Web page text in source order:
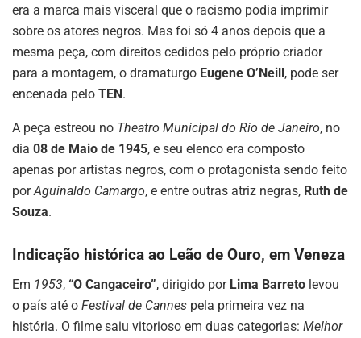
era a marca mais visceral que o racismo podia imprimir
sobre os atores negros. Mas foi só 4 anos depois que a
mesma peça, com direitos cedidos pelo próprio criador
para a montagem, o dramaturgo Eugene O’Neill , pode ser
encenada pelo TEN .
A peça estreou no Theatro Municipal do Rio de Janeiro, no
dia 08 de Maio de 1945, e seu elenco era composto
apenas por artistas negros, com o protagonista sendo feito
porAguinaldo Camargo, e entre outras atriz negras, Ruth de
Souza.
Indicação histórica ao Leão de Ouro, em Veneza
Em 1953, “O Cangaceiro”, dirigido por Lima Barreto levou
o país até o Festival de Cannes pela primeira vez na
história. O filme saiu vitorioso em duas categorias: Melhor